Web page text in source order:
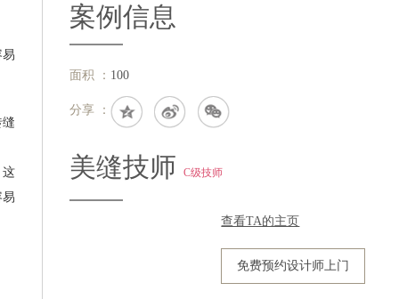
案例信息
面积 ： 100
分享 ：
美缝技师 C级技师
查看TA的主页
免费预约设计师上门
这